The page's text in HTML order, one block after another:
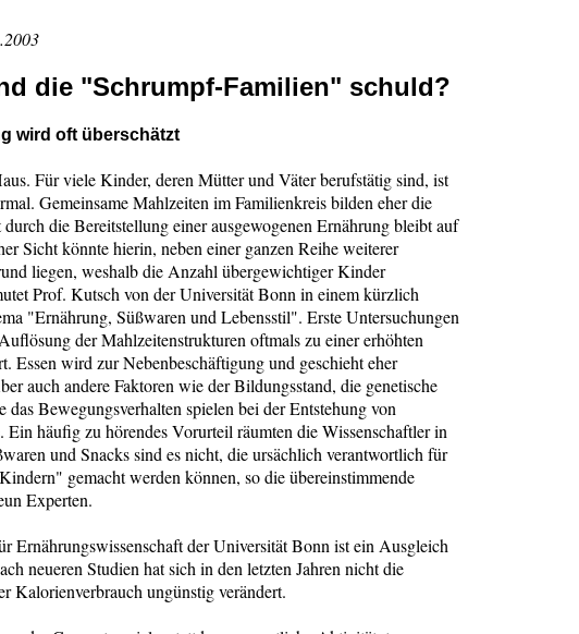
die "Schrumpf-Familien" schuld?
wird oft überschätzt
Für viele Kinder, deren Mütter und Väter berufstätig sind, ist
Gemeinsame Mahlzeiten im Familienkreis bilden eher die
die Bereitstellung einer ausgewogenen Ernährung bleibt auf
Sicht könnte hierin, neben einer ganzen Reihe weiterer
liegen, weshalb die Anzahl übergewichtiger Kinder
Prof. Kutsch von der Universität Bonn in einem kürzlich
"Ernährung, Süßwaren und Lebensstil". Erste Untersuchungen
der Mahlzeitenstrukturen oftmals zu einer erhöhten
Essen wird zur Nebenbeschäftigung und geschieht eher
auch andere Faktoren wie der Bildungsstand, die genetische
das Bewegungsverhalten spielen bei der Entstehung von
häufig zu hörendes Vorurteil räumten die Wissenschaftler in
und Snacks sind es nicht, die ursächlich verantwortlich für
gemacht werden können, so die übereinstimmende
Experten.
Ernährungswissenschaft der Universität Bonn ist ein Ausgleich
neueren Studien hat sich in den letzten Jahren nicht die
Kalorienverbrauch ungünstig verändert.